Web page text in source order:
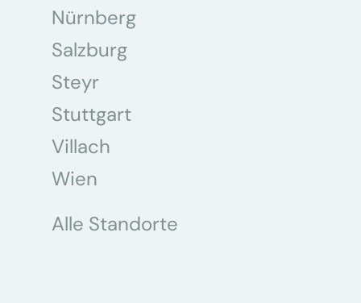
Nürnberg
Salzburg
Steyr
Stuttgart
Villach
Wien
Alle Standorte